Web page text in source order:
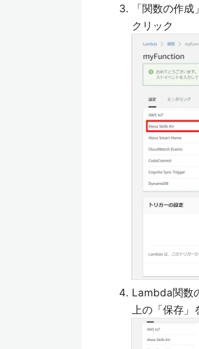
「関数の作
クリック
Lambda関数
上の「保存